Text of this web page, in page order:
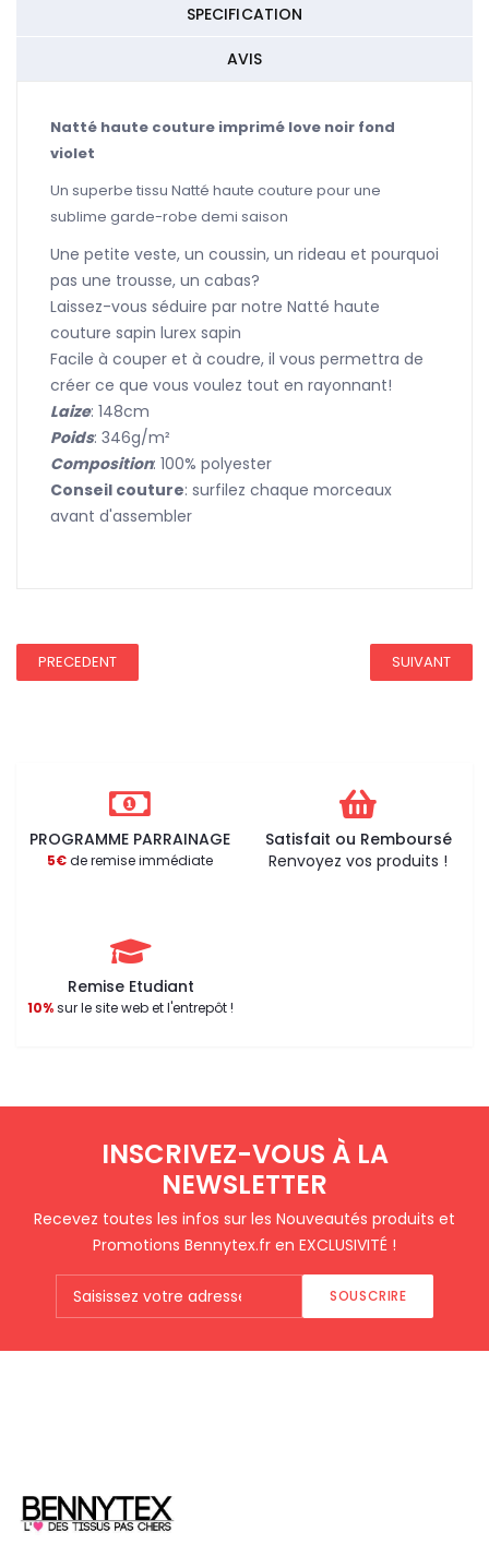
SPECIFICATION
AVIS
Natté haute couture imprimé love noir fond
violet
Un superbe tissu Natté haute couture pour une
sublime garde-robe demi saison
Une petite veste, un coussin, un rideau et pourquoi
pas une trousse, un cabas?
Laissez-vous séduire par notre Natté haute
couture sapin lurex sapin
Facile à couper et à coudre, il vous permettra de
créer ce que vous voulez tout en rayonnant!
Laize: 148cm
Poids: 346g/m²
Composition: 100% polyester
Conseil couture: surfilez chaque morceaux
avant d'assembler
PRECEDENT SUIVANT
PROGRAMME PARRAINAGE
5€de remise immédiate
Satisfait ou Remboursé
Renvoyez vos produits !
Remise Etudiant
10%sur le site web et l'entrepôt !
INSCRIVEZ-VOUS À LA
NEWSLETTER
Recevez toutes les infos sur les Nouveautés produits et
Promotions Bennytex.fr en EXCLUSIVITÉ !
SOUSCRIRE